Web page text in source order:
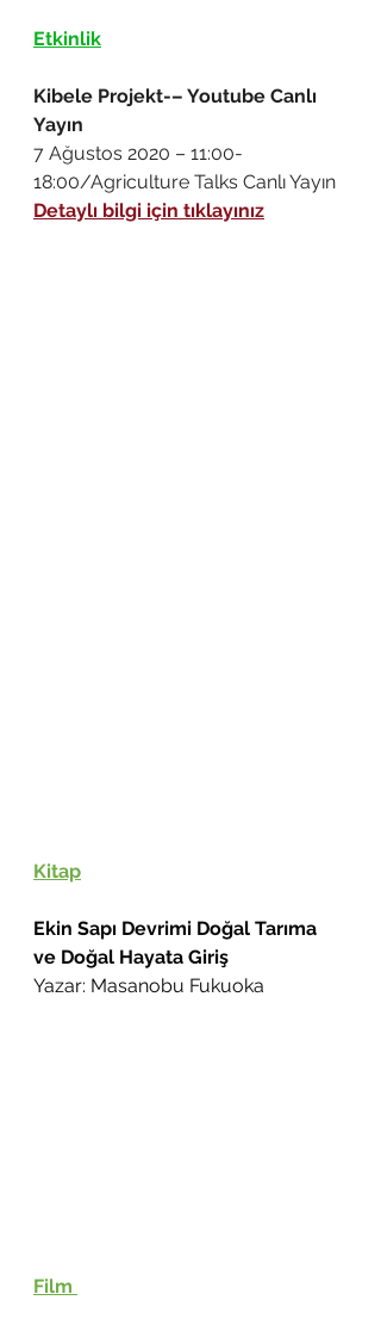
Etkinlik
Kibele Projekt-– Youtube Canlı
Yayın
7 Ağustos 2020 – 11:00-
18:00/Agriculture Talks Canlı Yayın
Detaylı bilgi için tıklayınız
Kitap
Ekin Sapı Devrimi Doğal Tarıma
ve Doğal Hayata Giriş
Yazar: Masanobu Fukuoka
Film